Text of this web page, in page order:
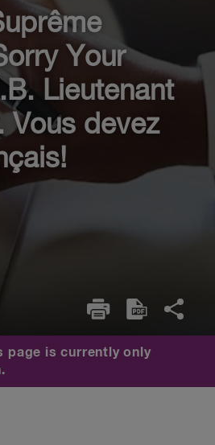
Your
Lieutenant
Vous devez
page is currently only